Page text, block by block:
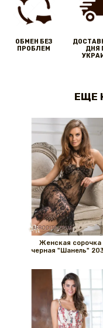
ОБМЕН БЕЗ
ПРОБЛЕМ
ДНЯ
ЕЩЕ
Женская сорочка
черная "Шанель"